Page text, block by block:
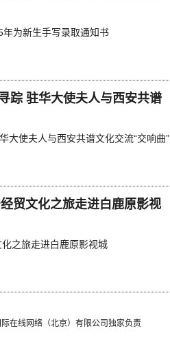
为新生手写录取通知书
踪 驻华大使夫人与西安共谱
大使夫人与西安共谱文化交流“交响曲”
贸文化之旅走进白鹿原影视
之旅走进白鹿原影视城
在线网络（北京）有限公司独家负责